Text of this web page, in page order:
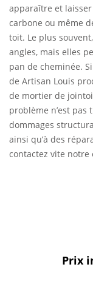
apparaître et
carbone ou même
toit. Le plus
angles, mais elles
pan de cheminée.
de Artisan Louis
de mortier de
problème n’est pas
dommages
ainsi qu’à des
contactez vite
Prix